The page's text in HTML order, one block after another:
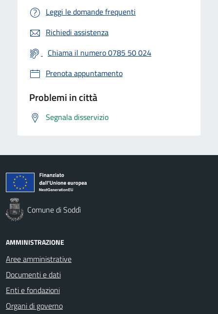
Leggi le domande frequenti
Richiedi assistenza
Chiama il numero 0785 50 024
Prenota appuntamento
Problemi in città
Segnala disservizio
Comune di Soddì
AMMINISTRAZIONE
Aree amministrative
Documenti e dati
Enti e fondazioni
Organi di governo